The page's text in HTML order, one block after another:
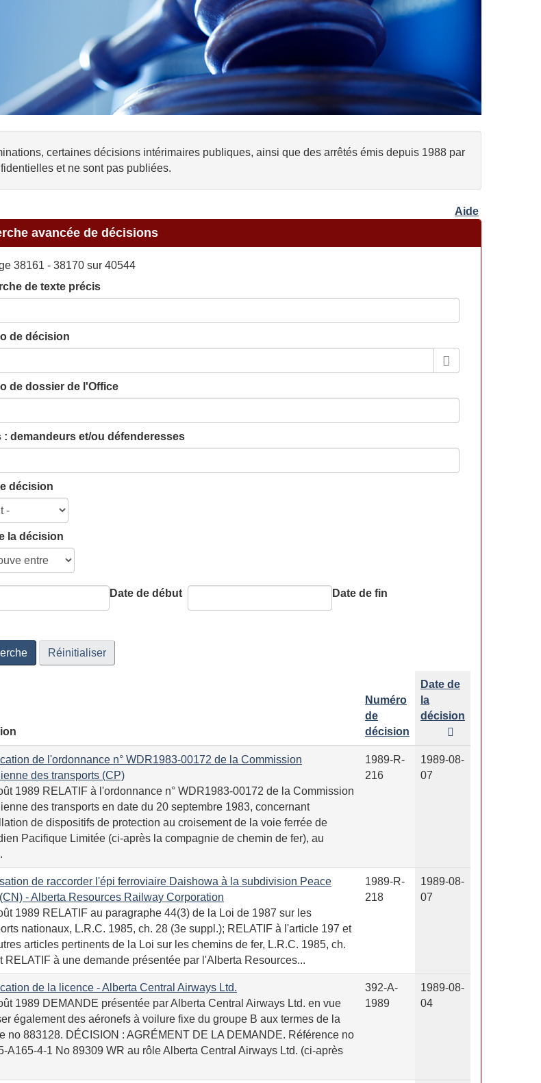
certaines décisions intérimaires publiques, ainsi que des arrêtés émis depuis 1988 par
et ne sont pas publiées.
Aide
avancée de décisions
38161 - 38170 sur 40544
de texte précis
de décision
de dossier de l'Office
: demandeurs et/ou défenderesses
décision
la décision
Date de début Date de fin
Réinitialiser
Numéro
de
décision
Date de
la
décision
de l'ordonnance n° WDR1983-00172 de la Commission
des transports (CP)
1989 RELATIF à l'ordonnance n° WDR1983-00172 de la Commission
des transports en date du 20 septembre 1983, concernant
de dispositifs de protection au croisement de la voie ferrée de
Pacifique Limitée (ci-après la compagnie de chemin de fer), au
1989-R-
216
1989-08-
07
de raccorder l'épi ferroviaire Daishowa à la subdivision Peace
- Alberta Resources Railway Corporation
1989 RELATIF au paragraphe 44(3) de la Loi de 1987 sur les
nationaux, L.R.C. 1985, ch. 28 (3e suppl.); RELATIF à l'article 197 et
articles pertinents de la Loi sur les chemins de fer, L.R.C. 1985, ch.
RELATIF à une demande présentée par l'Alberta Resources...
1989-R-
218
1989-08-
07
de la licence - Alberta Central Airways Ltd.
1989 DEMANDE présentée par Alberta Central Airways Ltd. en vue
également des aéronefs à voilure fixe du groupe B aux termes de la
no 883128. DÉCISION : AGRÉMENT DE LA DEMANDE. Référence no
A165-4-1 No 89309 WR au rôle Alberta Central Airways Ltd. (ci-après
392-A-
1989
1989-08-
04